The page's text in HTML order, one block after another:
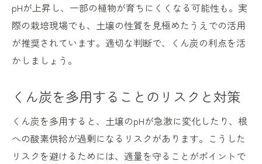
pHが上昇し、一部の植物が育ちにくくなる可能性も。実
際の栽培現場でも、土壌の性質を見極めたうえでの活用
が推奨されています。適切な判断で、くん炭の利点を活
かしましょう。
くん炭を多用することのリスクと対策
くん炭を多用すると、土壌のpHが急激に変化したり、根
への酸素供給が過剰になるリスクがあります。こうした
リスクを避けるためには、適量を守ることがポイントで